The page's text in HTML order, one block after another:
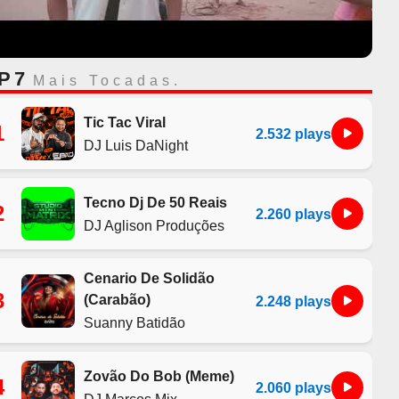
7 Mais Tocadas.
Tic Tac Viral
DJ Luis DaNight
2.532 plays
Tecno Dj De 50 Reais
DJ Aglison Produções
2.260 plays
Cenario De Solidão
(Carabão)
Suanny Batidão
2.248 plays
Zovão Do Bob (Meme)
2.060 plays